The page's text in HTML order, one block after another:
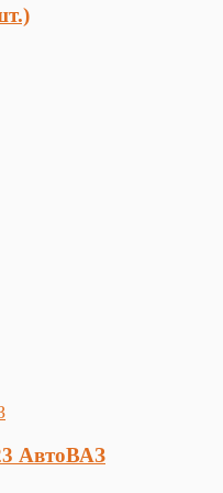
АвтоВАЗ